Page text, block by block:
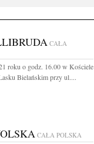
CAŁA
roku o godz. 16.00 w Kościele
Bielańskim przy ul....
CAŁA POLSKA